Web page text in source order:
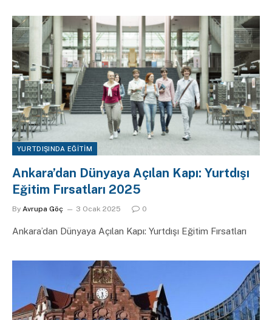
YURTDIŞINDA EĞITIM
Ankara’dan Dünyaya Açılan Kapı: Yurtdışı
Eğitim Fırsatları 2025
By Avrupa Göç 3 Ocak 2025 0
Ankara’dan Dünyaya Açılan Kapı: Yurtdışı Eğitim Fırsatları